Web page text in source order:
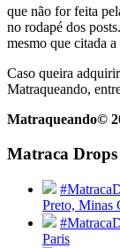
que não for feita
no rodapé dos
mesmo que citada a
Caso queira
Matraqueando,
Matraqueando©
Matraca Drops
Preto, Minas
Paris